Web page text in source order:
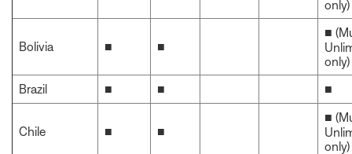
only)
Bolivia ■ ■
■
only)
Brazil
■ ■ ■
Chile ■ ■
■
only)